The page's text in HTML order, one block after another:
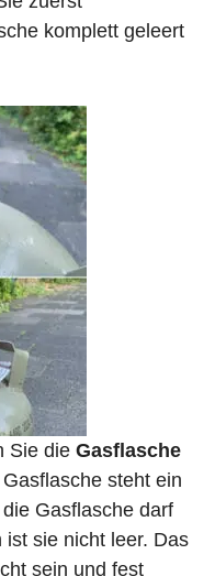
komplett geleert
Sie die Gasflasche
steht ein
Gasflasche darf
sie nicht leer. Das
sein und fest